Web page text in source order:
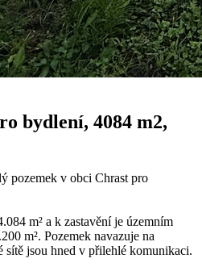
bydlení, 4084 m2,
pozemek v obci Chrast pro
m² a k zastavění je územním
m². Pozemek navazuje na
sítě jsou hned v přilehlé komunikaci.